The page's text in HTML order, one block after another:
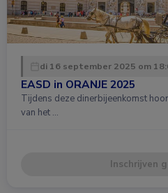
di 16 september 2025 om
EASD in ORANJE 2025
Tijdens deze dinerbijeenkomst
van het …
Inschrijven